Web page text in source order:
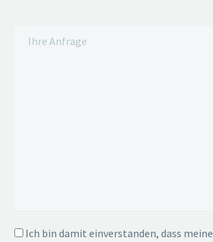
Ich bin damit einverstanden, dass meine